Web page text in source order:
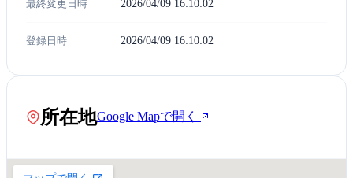
最終変更日時 2026/04/09 16:10:02
登録日時 2026/04/09 16:10:02
所在地Google Mapで開く